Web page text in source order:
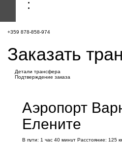
+359 878-858-974
Заказать
Детали трансфера
Подтверждение заказа
Аэропорт
Елените
В пути: 1 час 40 минут Расстояние: 125